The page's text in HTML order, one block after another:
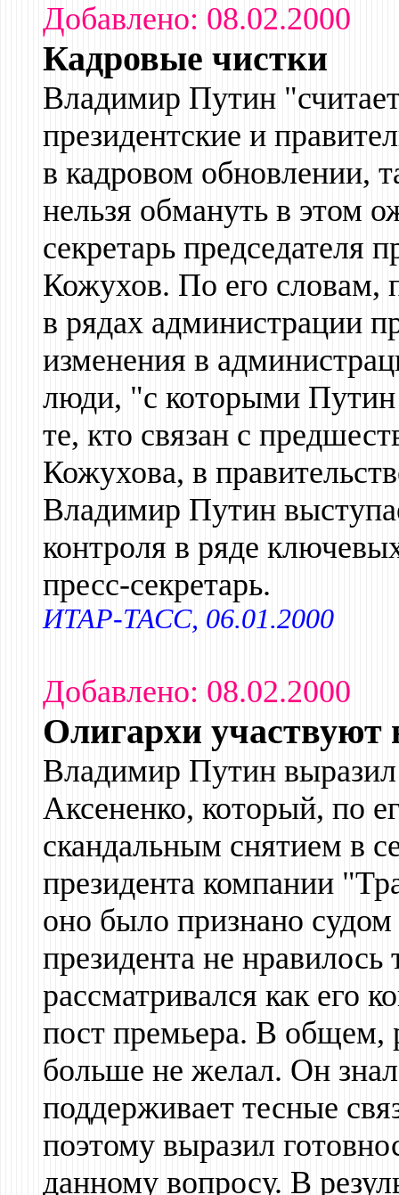
Добавлено: 08.02.2000
Кадровые чистки
Владимир Путин
президентские и
в кадровом обновлении,
нельзя обмануть в этом
секретарь председателя
Кожухов. По его словам,
в рядах администрации
изменения в
люди, "с которыми Путин
те, кто связан с
Кожухова, в
Владимир Путин
контроля в ряде
пресс-секретарь.
ИТАР-ТАСС, 06.01.2000
Добавлено: 08.02.2000
Олигархи
Владимир Путин выразил
Аксененко, который, по
скандальным снятием в
президента компании
оно было признано
президента не
рассматривался как его
пост премьера. В общем,
больше не желал. Он
поддерживает тесные
поэтому выразил
данному вопросу. В